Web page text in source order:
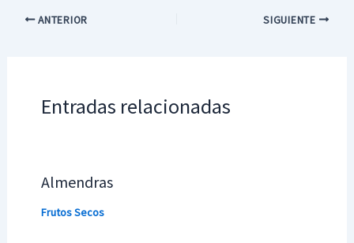
ANTERIOR SIGUIENTE
Entradas relacionadas
Almendras
Frutos Secos